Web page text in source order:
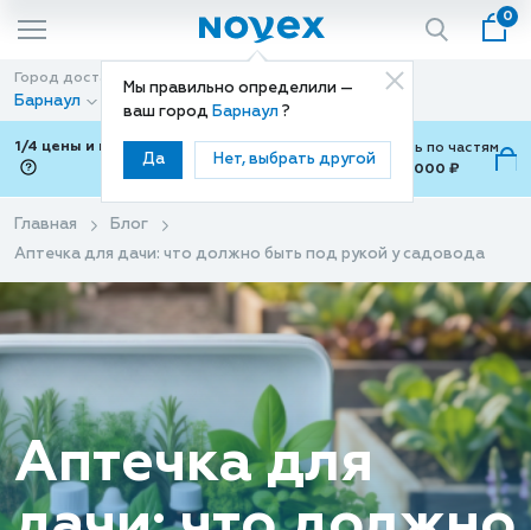
Мы правильно определили —
ваш город Барнаул ?
Да Нет, выбрать другой
0
Город доставки
Барнаул
Способ доставки
Доставка
1/4 цены и покупки ваши с Подели
Можно оплатить по частям
от 700 ₽ до 15,000 ₽
Главная
Блог
Аптечка для дачи: что должно быть под рукой у садовода
Аптечка для